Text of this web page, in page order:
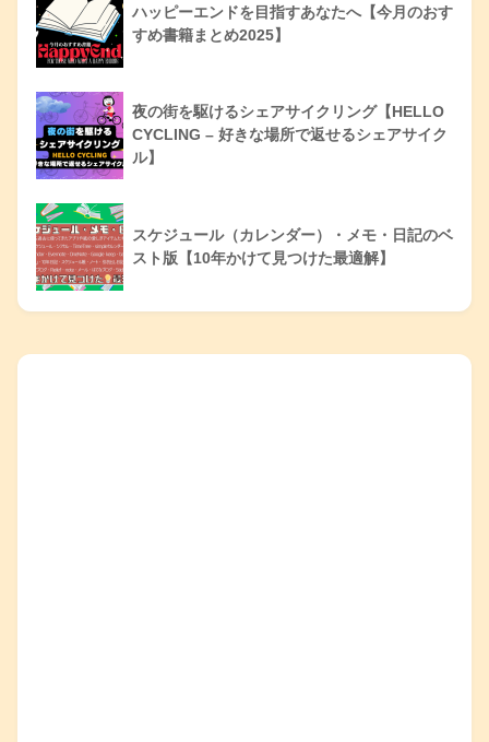
ハッピーエンドを目指すあなたへ【今月のおす
すめ書籍まとめ2025】
夜の街を駆けるシェアサイクリング【HELLO
CYCLING – 好きな場所で返せるシェアサイク
ル】
スケジュール（カレンダー）・メモ・日記のベ
スト版【10年かけて見つけた最適解】